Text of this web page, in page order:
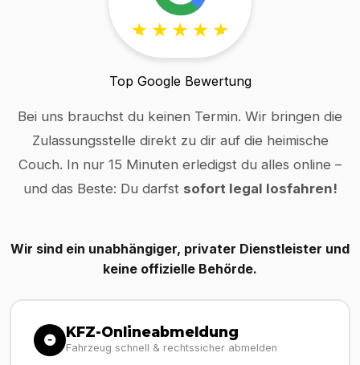
Top Google Bewertung
Bei uns brauchst du keinen Termin. Wir bringen die
Zulassungsstelle direkt zu dir auf die heimische
Couch. In nur 15 Minuten erledigst du alles online –
und das Beste: Du darfst sofort legal losfahren!
Wir sind ein unabhängiger, privater Dienstleister und
keine offizielle Behörde.
KFZ-Onlineabmeldung
Fahrzeug schnell & rechtssicher abmelden